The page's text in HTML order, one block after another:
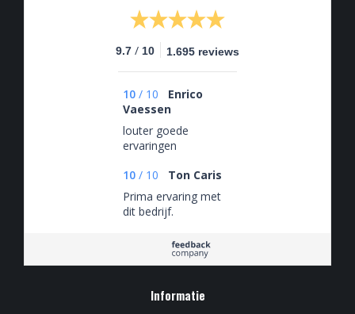
9.7 / 10 1.695 reviews
10 / 10
Enrico
Vaessen
louter goede
ervaringen
10 / 10
Ton Caris
Prima ervaring met
dit bedrijf.
Informatie